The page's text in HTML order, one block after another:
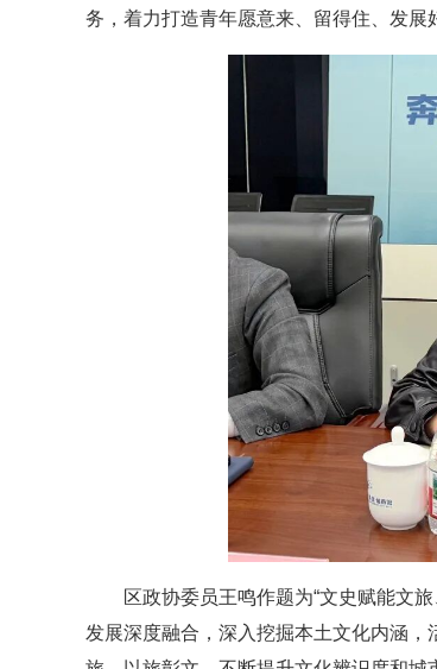
务，着力打造青年愿意来、留得住、发展
区政协委员王鸣作题为“文史赋能文
发展深度融合，深入挖掘本土文化内涵